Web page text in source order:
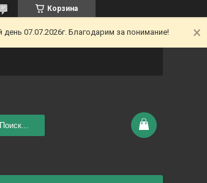
Корзина
07.07.2026г. Благодарим за понимание!
Поиск...